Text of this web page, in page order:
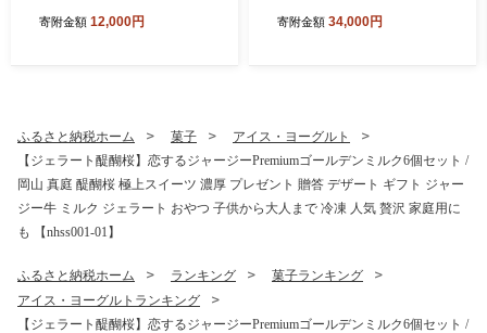
よしファームの朝どれピオー
寄附金額 12,000円
定期便 2.4kg ４～６房 ｜ ぶ
ードルチェ 瀬戸ジャイアン
ツ 贈答 果物 フルーツ 新鮮
人気 数量限定 定期便 林ファ
ミリー【hfbd-tkb005-02】
寄附金額 34,000円
ふるさと納税ホーム 菓子
アイス・ヨーグルト
【ジェラート醍醐桜】恋するジャージーPremiumゴールデンミルク6個セット /
岡山 真庭 醍醐桜 極上スイーツ 濃厚 プレゼント 贈答 デザート ギフト ジャー
ジー牛 ミルク ジェラート おやつ 子供から大人まで 冷凍 人気 贅沢 家庭用に
も 【nhss001-01】
ふるさと納税ホーム ランキング
菓子ランキング
アイス・ヨーグルトランキング
【ジェラート醍醐桜】恋するジャージーPremiumゴールデンミルク6個セット /